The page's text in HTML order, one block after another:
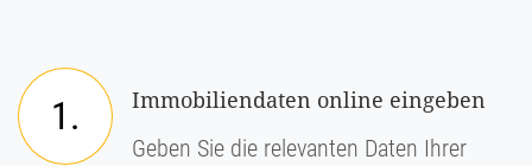
1.
Immobiliendaten online eingeben
Geben Sie die relevanten Daten Ihrer